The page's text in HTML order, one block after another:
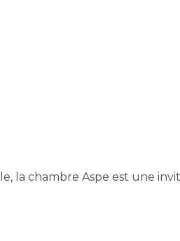
la chambre Aspe est une